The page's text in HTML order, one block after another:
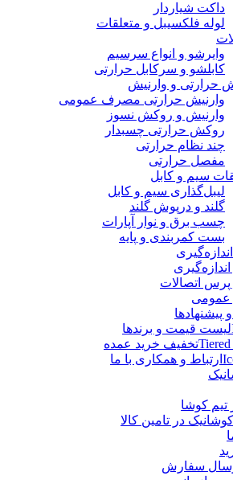
داکت شیاردار
لوله فلکسیبل و متعلقات
وایرشو و انواع سرسیم
کابلشو و سرکابل حرارتی
حرارتی و وارنیش
وارنیش حرارتی مصرف عمومی
وارنیش و روکش نسوز
روکش حرارتی چسبدار
چند نظام حرارتی
مفصل حرارتی
سیم و کابل
لیبل‌گذاری سیم و کابل
گلند و درپوش گلند
چسب برق و نوار آپارات
بست کمربندی و پایه
اندازه‌گیری
اندازه‌گیری
پرس اتصالات
عمومی
پیشنهادها
لیست قیمت و برندها
تخفیف خرید عمده
ارتباط و همکاری با ما
تیم کوشا
در تامین کالا
سفارش